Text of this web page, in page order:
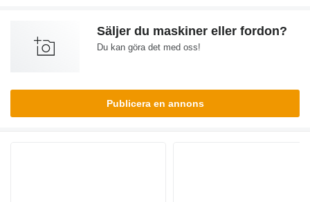
Säljer du maskiner eller fordon?
Du kan göra det med oss!
Publicera en annons